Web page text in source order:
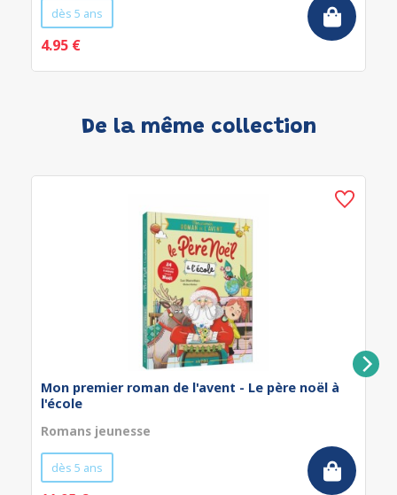
dès 5 ans
4.95 €
De la même collection
Mon premier roman de l'avent - Le père noël à
l'école
Romans jeunesse
dès 5 ans